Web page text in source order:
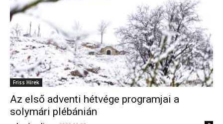
Friss Hírek
Az első adventi hétvége programjai a
solymári plébánián